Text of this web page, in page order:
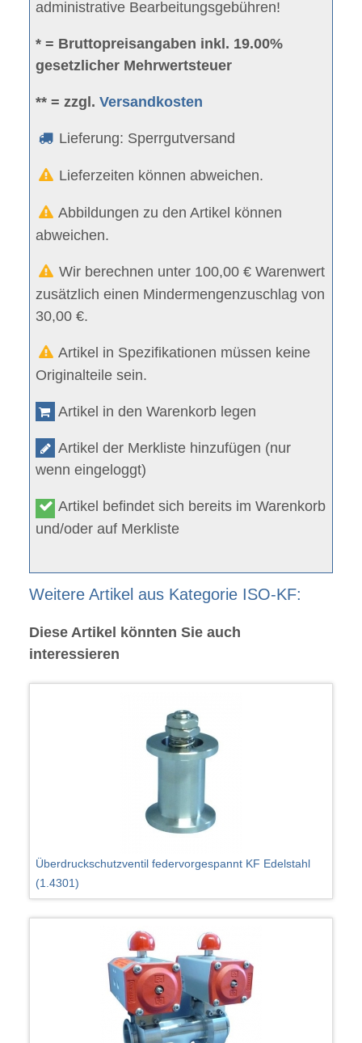
administrative Bearbeitungsgebühren!
* = Bruttopreisangaben inkl. 19.00%
gesetzlicher Mehrwertsteuer
** = zzgl.Versandkosten
Lieferung: Sperrgutversand
Lieferzeiten können abweichen.
Abbildungen zu den Artikel können
abweichen.
Wir berechnen unter 100,00 € Warenwert
zusätzlich einen Mindermengenzuschlag von
30,00 €.
Artikel in Spezifikationen müssen keine
Originalteile sein.
Artikel in den Warenkorb legen
Artikel der Merkliste hinzufügen (nur
wenn eingeloggt)
Artikel befindet sich bereits im Warenkorb
und/oder auf Merkliste
Weitere Artikel aus Kategorie ISO-KF:
Diese Artikel könnten Sie auch
interessieren
Überdruckschutzventil federvorgespannt KF Edelstahl
(1.4301)